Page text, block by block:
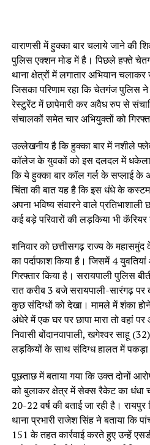
वाराणसी में हुक्‍का बार चलाये जाने की
पुलि‍स एक्‍शन मोड में है। पिछले हफ्ते
थाना क्षेत्रों में लगातार अभियान
जिसका परिणाम रहा कि चेतगंज पुलिस
रेस्टुरेंट में छापेमारी कर अवैध रुप से
संचालकों समेत चार अभियुक्तों को
उल्लेखनीय है कि हुक्का बार में नशीले
कॉलेज के युवकों को इस दलदल में धकेला
कि ये हुक्का बार कॉल गर्ल के सप्लाई
चिंता की बात यह है कि इस धंधे के
अपना भविष्य संवारने वाले
कई बड़े परिवारों की लड़किया भी
शनिवार को छत्तीसगढ़ राज्य के
का पर्दाफाश किया है। जिसमें 4
गिरफ्तार किया है। सरायपाली पुलिस
रात करीब 3 बजे सरायपाली-सारंगढ़
कुछ संदिग्धों को देखा। मामले में शंका
अंधेरे में एक घर पर छापा मारा तो वहां
निवासी बोंदानवापाली, खगेश्वर साहू
लड़कियों के साथ संदिग्ध हालत में पकड़ा
पूछताछ में बताया गया कि उक्त दोनों
को बुलाकर क्षेत्र में सेक्स रैकेट का धंधा
20-22 वर्ष की बताई जा रही है। रायपुर
थाना प्रभारी राजेश सिंह ने बताया कि
151 के तहत कार्रवाई करते हुए उन्हें